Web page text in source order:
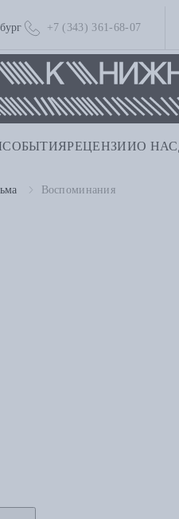
+7 (343) 361-68-07
СОБЫТИЯРЕЦЕНЗИИО НАС
Воспоминания